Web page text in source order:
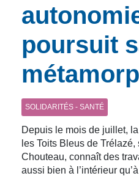
et d’animations
poursuit
SOLIDARITÉS - SANTÉ
Depuis le mois de juillet,
les Toits Bleus de
Chouteau, connaît des
aussi bien à l’intérieur